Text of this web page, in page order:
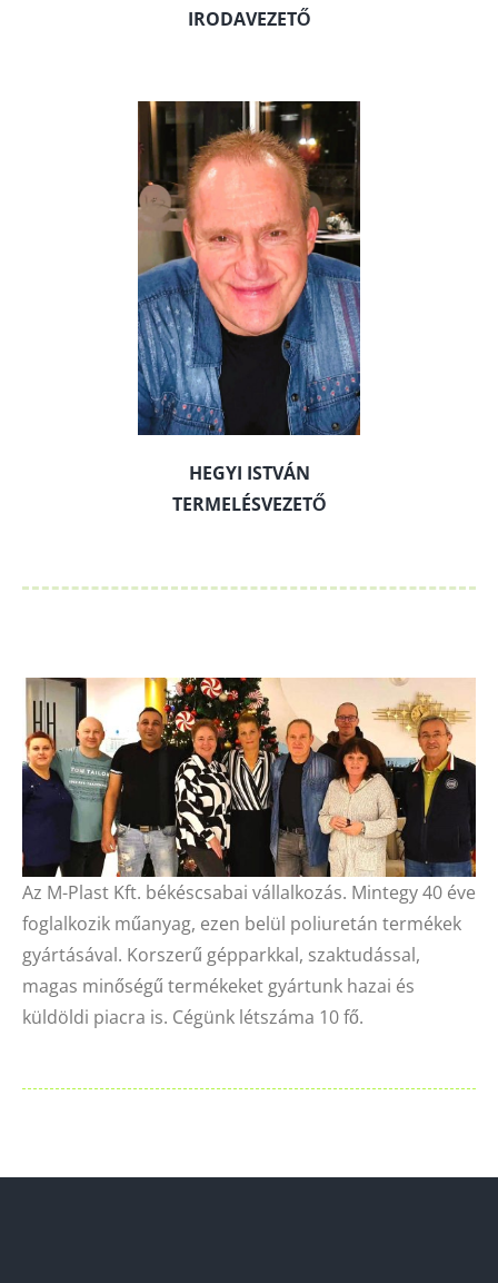
IRODAVEZETŐ
HEGYI ISTVÁN
TERMELÉSVEZETŐ
Az M-Plast Kft. békéscsabai vállalkozás. Mintegy 40 éve
foglalkozik műanyag, ezen belül poliuretán termékek
gyártásával. Korszerű gépparkkal, szaktudással,
magas minőségű termékeket gyártunk hazai és
küldöldi piacra is. Cégünk létszáma 10 fő.